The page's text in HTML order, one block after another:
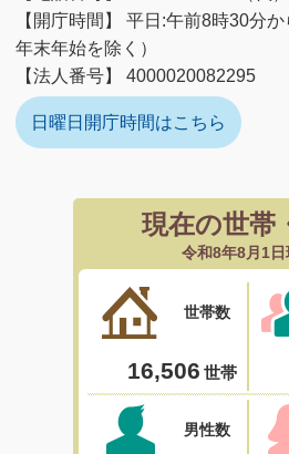
【開庁時間】 平日:午前8時30分
年末年始を除く）
【法人番号】 4000020082295
日曜日開庁時間はこちら